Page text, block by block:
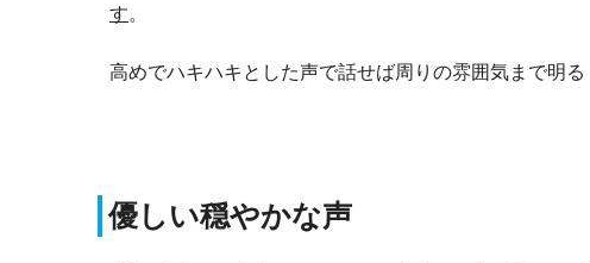
す。
高めでハキハキとした声で話せば周りの雰囲気まで明
優しい穏やかな声